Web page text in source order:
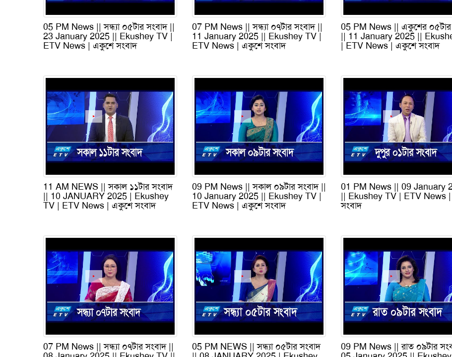
05 PM News || সন্ধ্যা ০৫টার সংবাদ ||
23 January 2025 || Ekushey TV |
ETV News | একুশে সংবাদ
07 PM News || সন্ধ্যা ০৭টার সংবাদ ||
11 January 2025 || Ekushey TV |
ETV News | একুশে সংবাদ
05 PM News || একুশের ০৫টার
|| 11 January 2025 ||
| ETV News | একুশে সংবাদ
11 AM NEWS || সকাল ১১টার সংবাদ
|| 10 JANUARY 2025 | Ekushey
TV | ETV News | একুশে সংবাদ
09 PM News || সকাল ০৯টার সংবাদ ||
10 January 2025 || Ekushey TV |
ETV News | একুশে সংবাদ
01 PM News || 09 January
|| Ekushey TV | ETV News
সংবাদ
07 PM News || সন্ধ্যা ০৭টার সংবাদ || 05 PM NEWS || সন্ধ্যা ০৫টার সংবাদ 09 PM News || রাত ০৯টার